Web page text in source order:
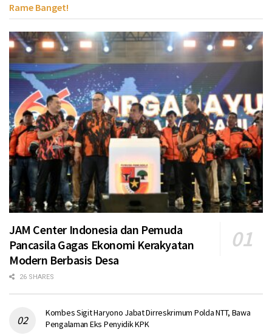
Rame Banget!
JAM Center Indonesia dan Pemuda
Pancasila Gagas Ekonomi Kerakyatan
Modern Berbasis Desa
26 SHARES
Kombes Sigit Haryono Jabat Dirreskrimum Polda NTT, Bawa
Pengalaman Eks Penyidik KPK